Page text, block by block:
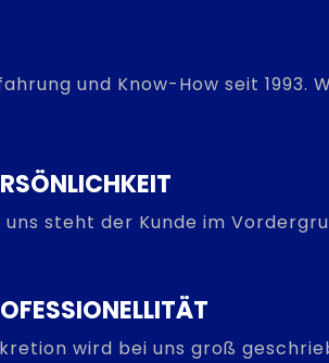
und Know-How seit
uns steht der Kunde im
wird bei uns groß